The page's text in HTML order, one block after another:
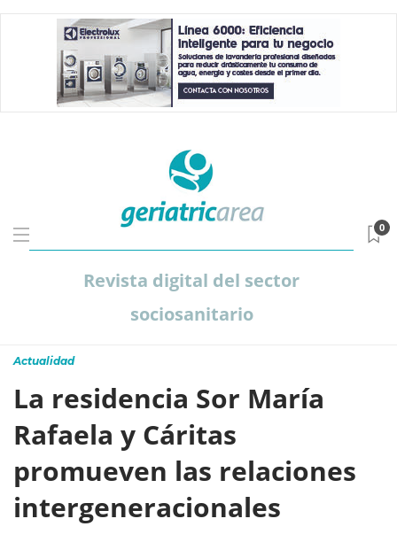
Revista digital del sector
sociosanitario
0
Actualidad
La residencia Sor María
Rafaela y Cáritas
promueven las relaciones
intergeneracionales